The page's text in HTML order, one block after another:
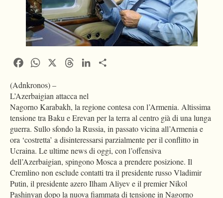
FacebookWhatsApp ThreadsLinkedIn
(Adnkronos) –
L’Azerbaigian attacca nel
Nagorno Karabakh, la regione contesa con l’Armenia. Altissima
tensione tra Baku e Erevan per la terra al centro già di una lunga
guerra. Sullo sfondo la Russia, in passato vicina all’Armenia e
ora ‘costretta’ a disinteressarsi parzialmente per il conflitto in
Ucraina. Le ultime news di oggi, con l’offensiva
dell’Azerbaigian, spingono Mosca a prendere posizione. Il
Cremlino non esclude contatti tra il presidente russo Vladimir
Putin, il presidente azero Ilham Aliyev e il premier Nikol
Pashinyan dopo la nuova fiammata di tensione in Nagorno